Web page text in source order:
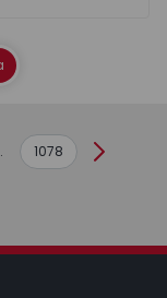
1078